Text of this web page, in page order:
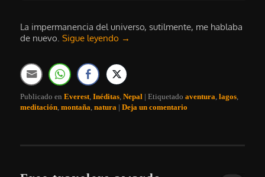
La impermanencia del universo, sutilmente, me hablaba
de nuevo.Sigue leyendo →
Publicado en Everest ,Inéditas ,Nepal |Etiquetado aventura ,lagos
meditación ,montaña ,natura |Deja un comentario